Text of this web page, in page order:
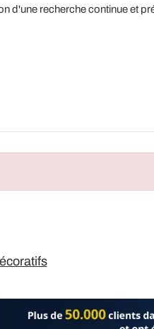
d'une recherche continue et